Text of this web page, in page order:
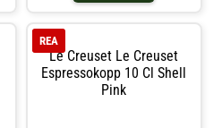
Le Creuset Le Creuset
Espressokopp 10 Cl Shell
Pink
REA